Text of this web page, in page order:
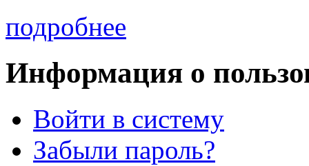
подробнее
Информация о
Войти в систему
Забыли пароль?